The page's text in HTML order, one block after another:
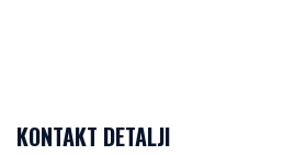
KONTAKT DETALJI